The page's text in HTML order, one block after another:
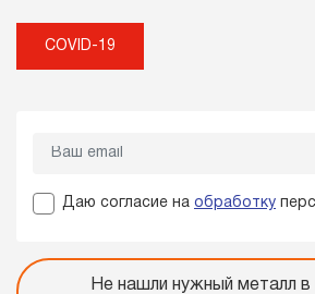
COVID-19
Даю согласие на обработку
Не нашли нужный металл в